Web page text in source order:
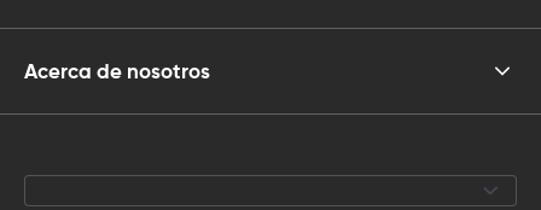
Acerca de nosotros